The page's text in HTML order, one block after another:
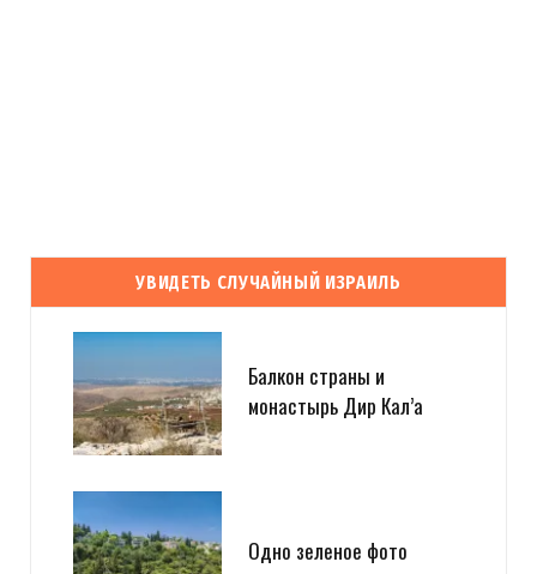
УВИДЕТЬ СЛУЧАЙНЫЙ ИЗРАИЛЬ
Балкон страны и
монастырь Дир Кал’а
Одно зеленое фото